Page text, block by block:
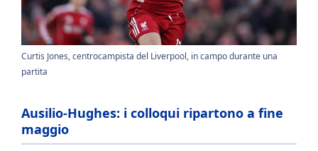
Curtis Jones, centrocampista del Liverpool, in campo durante una
partita
Ausilio-Hughes: i colloqui ripartono a fine
maggio